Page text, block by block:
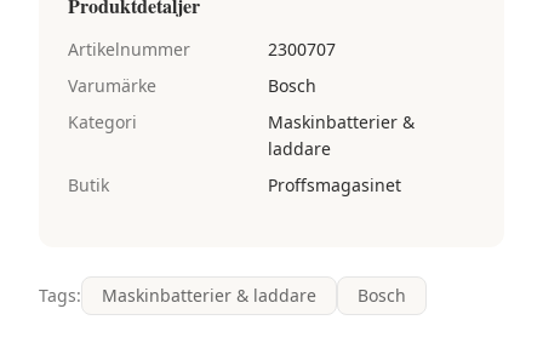
Artikelnummer
2300707
Varumärke
Bosch
Kategori
Maskinbatterier &
laddare
Butik
Proffsmagasinet
Tags: Maskinbatterier & laddare Bosch